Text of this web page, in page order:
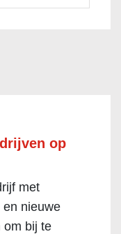
op
met
en nieuwe
om bij te